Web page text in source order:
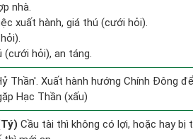
nhà.
xuất hành, giá thú (cưới hỏi).
(cưới hỏi), an táng.
Thần'. Xuất hành hướng Chính Đông
Hạc Thần (xấu)
Cầu tài thì không có lợi, hoặc hay bị